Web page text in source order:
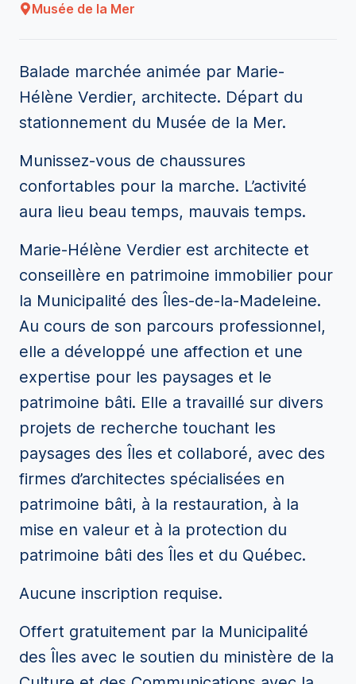
Musée de la Mer
Balade marchée animée par Marie-
Hélène Verdier, architecte. Départ du
stationnement du Musée de la Mer.
Munissez-vous de chaussures
confortables pour la marche. L’activité
aura lieu beau temps, mauvais temps.
Marie-Hélène Verdier est architecte et
conseillère en patrimoine immobilier pour
la Municipalité des Îles-de-la-Madeleine.
Au cours de son parcours professionnel,
elle a développé une affection et une
expertise pour les paysages et le
patrimoine bâti. Elle a travaillé sur divers
projets de recherche touchant les
paysages des Îles et collaboré, avec des
firmes d’architectes spécialisées en
patrimoine bâti, à la restauration, à la
mise en valeur et à la protection du
patrimoine bâti des Îles et du Québec.
Aucune inscription requise.
Offert gratuitement par la Municipalité
des Îles avec le soutien du ministère de la